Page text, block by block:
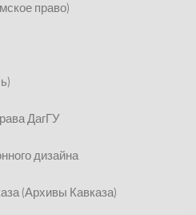
право)
ДагГУ
дизайна
(Архивы Кавказа)